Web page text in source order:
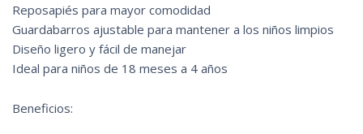
Reposapiés para mayor comodidad
Guardabarros ajustable para mantener a los niños limpios
Diseño ligero y fácil de manejar
Ideal para niños de 18 meses a 4 años
Beneficios: